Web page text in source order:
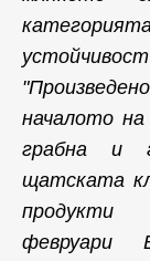
началото на
грабна и
щатската
февруари